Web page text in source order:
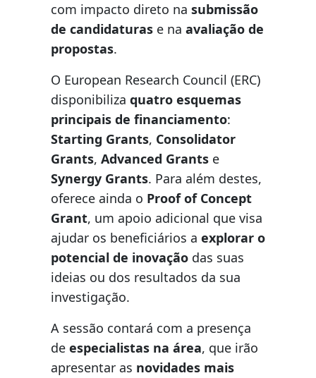
com impacto direto na submissão
de candidaturas e na avaliação de
propostas.
O European Research Council (ERC)
disponibiliza quatro esquemas
principais de financiamento:
Starting Grants, Consolidator
Grants, Advanced Grants e
Synergy Grants. Para além destes,
oferece ainda o Proof of Concept
Grant, um apoio adicional que visa
ajudar os beneficiários a explorar o
potencial de inovação das suas
ideias ou dos resultados da sua
investigação.
A sessão contará com a presença
de especialistas na área, que irão
apresentar as novidades mais